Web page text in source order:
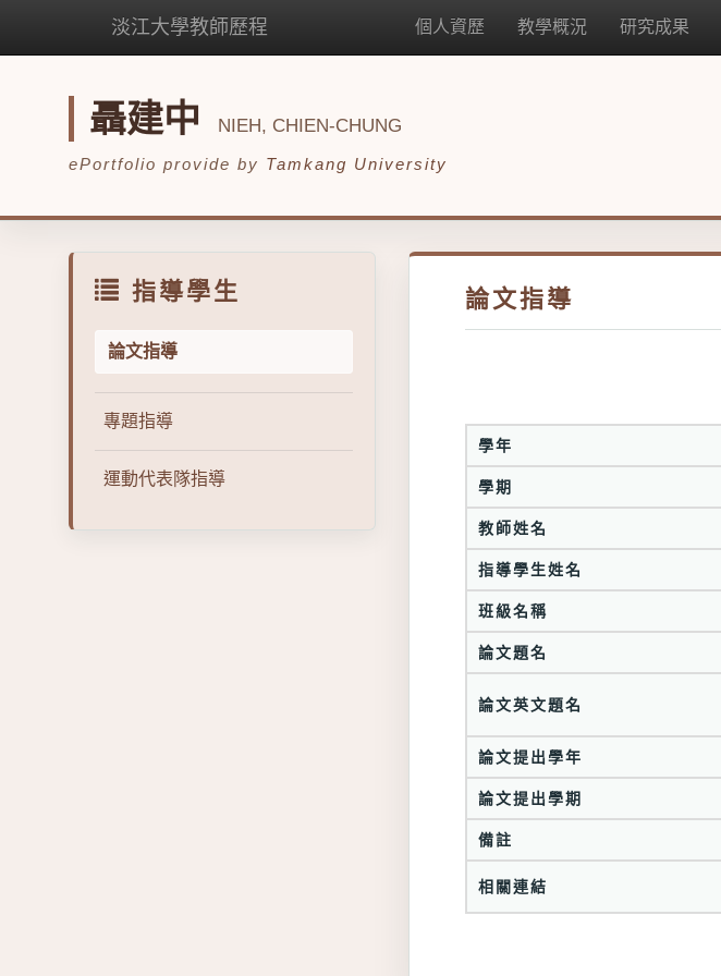
淡江大學教師歷程 個人資歷 教學概況 研究成果
聶建中 NIEH, CHIEN-CHUNG
ePortfolio provide by Tamkang University
指導學生
論文指導
專題指導
運動代表隊指導
論文指導
學年
學期
教師姓名
指導學生姓名
班級名稱
論文題名
論文英文題名
論文提出學年
論文提出學期
備註
相關連結